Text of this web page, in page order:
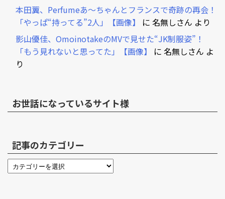
本田翼、Perfumeあ～ちゃんとフランスで奇跡の再会！
「やっぱ“持ってる”2人」【画像】
に 名無しさん より
影山優佳、OmoinotakeのMVで見せた“JK制服姿”！
「もう見れないと思ってた」【画像】
に 名無しさん よ
り
お世話になっているサイト様
記事のカテゴリー